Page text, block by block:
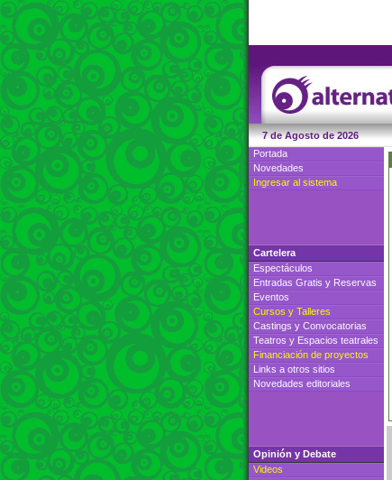
7 de Agosto de 2026
Portada
Novedades
Ingresar al sistema
Cartelera
Espectáculos
Entradas Gratis y Reservas
Eventos
Cursos y Talleres
Castings y Convocatorias
Teatros y Espacios teatrales
Financiación de proyectos
Links a otros sitios
Novedades editoriales
Opinión y Debate
Videos